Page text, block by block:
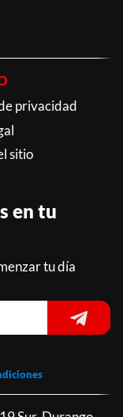
privacidad
sitio
en tu
tu día